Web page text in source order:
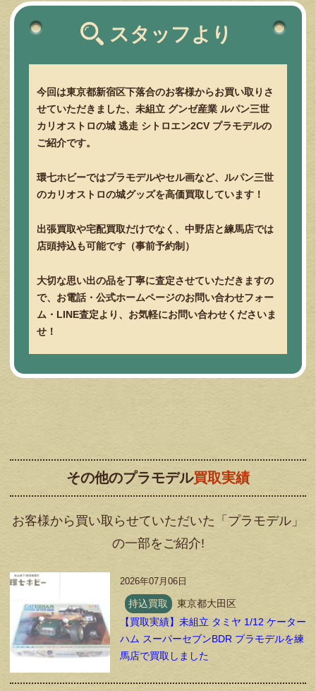
スタッフより
今回は東京都新宿区下落合のお客様からお買い取りさ
せていただきました、未組立 グンゼ産業 ルパン三世
カリオストロの城 逃走 シトロエン2CV プラモデルの
ご紹介です。
環七ホビーではプラモデルやセル画など、ルパン三世
のカリオストロの城グッズを高価買取しています！
出張買取や宅配買取だけでなく、中野店と練馬店では
店頭持込も可能です（事前予約制）
大切な思い出の品を丁寧に査定させていただきますの
で、お電話・公式ホームページのお問い合わせフォー
ム・LINE査定より、お気軽にお問い合わせくださいま
せ！
その他のプラモデル買取実績
お客様から買い取らせていただいた「プラモデル」
の一部をご紹介!
2026年07月06日
持込買取
東京都大田区
【買取実績】未組立 タミヤ 1/12 ケーター
ハム スーパーセブンBDR プラモデルを練
馬店で買取しました